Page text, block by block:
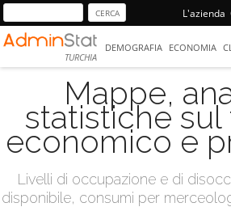
L'azienda
TURCHIA
DEMOGRAFIA ECONOMIA
Mappe,
statistiche
economico e
Livelli di occupazione e di
disponibile, consumi per